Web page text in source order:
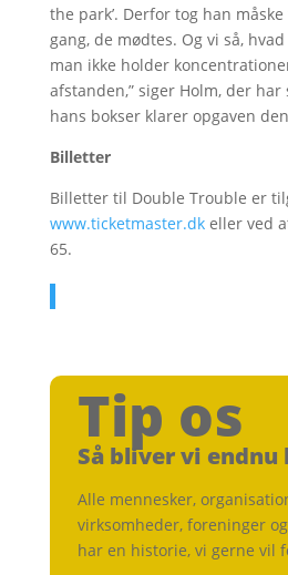
the park’. Derfor tog han
gang, de mødtes. Og vi så,
man ikke holder
afstanden,” siger Holm, der
hans bokser klarer opgaven
Billetter
Billetter til Double Trouble er
www.ticketmaster.dkeller ved
65.
Tip os
Så bliver vi endnu
Alle mennesker,
virksomheder, foreninger
har en historie, vi gerne vil